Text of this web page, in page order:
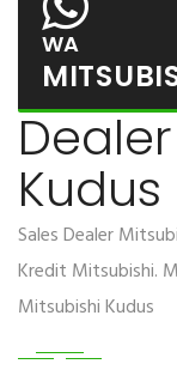
WA
Kudus
Sales Dealer
Kredit Mitsubishi.
Mitsubishi Kudus